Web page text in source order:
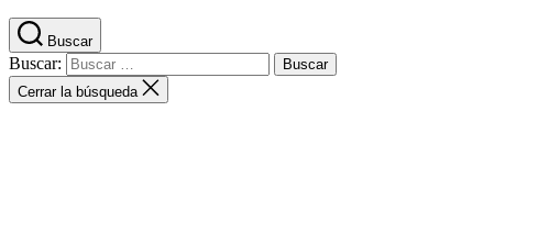
Buscar
Buscar:
Cerrar la búsqueda